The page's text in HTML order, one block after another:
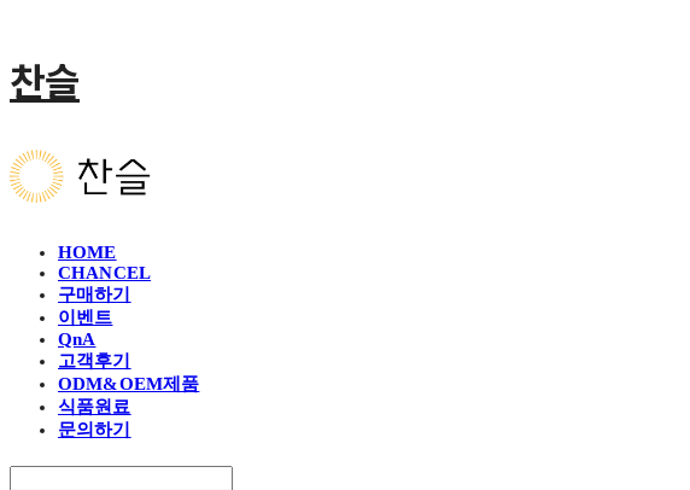
찬슬
HOME
CHANCEL
구매하기
이벤트
QnA
고객후기
ODM&OEM제품
식품원료
문의하기